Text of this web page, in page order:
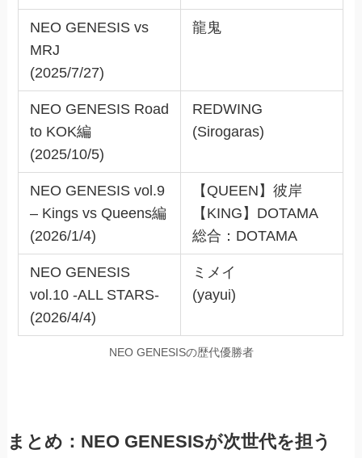
NEO GENESIS vs
MRJ
(2025/7/27)
龍鬼
NEO GENESIS Road
to KOK編
(2025/10/5)
REDWING
(Sirogaras)
NEO GENESIS vol.9
– Kings vs Queens編
(2026/1/4)
【QUEEN】彼岸
【KING】DOTAMA
総合：DOTAMA
NEO GENESIS
vol.10 -ALL STARS-
(2026/4/4)
ミメイ
(yayui)
NEO GENESISの歴代優勝者
まとめ：NEO GENESISが次世代を担う